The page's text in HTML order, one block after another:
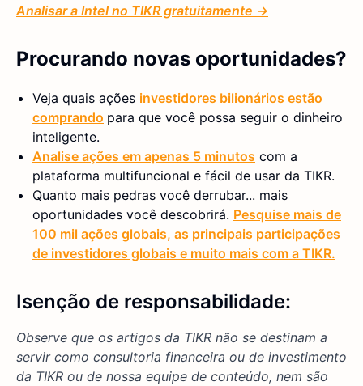
Analisar a Intel no TIKR gratuitamente →
Procurando novas oportunidades?
Veja quais ações investidores bilionários estão
comprando para que você possa seguir o dinheiro
inteligente.
Analise ações em apenas 5 minutos com a
plataforma multifuncional e fácil de usar da TIKR.
Quanto mais pedras você derrubar... mais
oportunidades você descobrirá. Pesquise mais de
100 mil ações globais, as principais participações
de investidores globais e muito mais com a TIKR.
Isenção de responsabilidade:
Observe que os artigos da TIKR não se destinam a
servir como consultoria financeira ou de investimento
da TIKR ou de nossa equipe de conteúdo, nem são